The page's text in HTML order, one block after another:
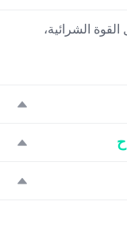
الشرائية،